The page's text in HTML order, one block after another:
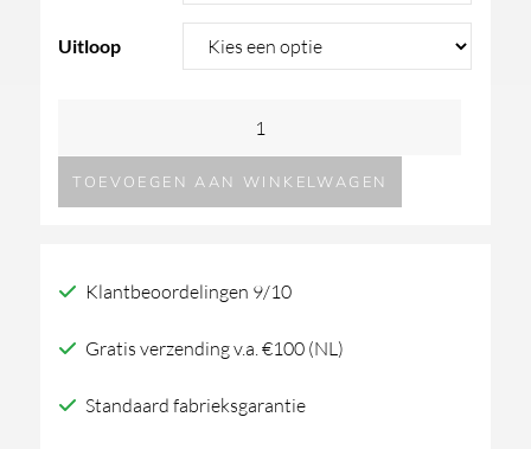
Uitloop
Intreccio
inbouw
TOEVOEGEN AAN WINKELWAGEN
Klantbeoordelingen 9/10
Gratis verzending v.a. €100 (NL)
Standaard fabrieksgarantie